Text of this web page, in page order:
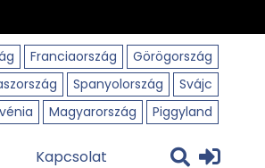
Franciaország
Görögország
Spanyolország
Svájc
Magyarország Piggyland
Kapcsolat